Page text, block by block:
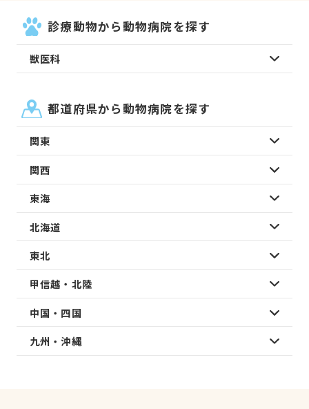
診療動物から動物病院を探す
獣医科
都道府県から動物病院を探す
関東
関西
東海
北海道
東北
甲信越・北陸
中国・四国
九州・沖縄